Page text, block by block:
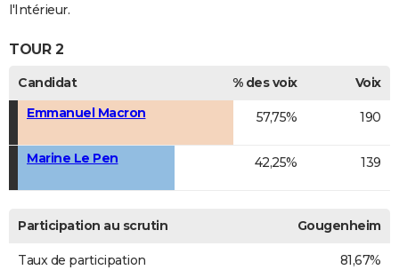
l'Intérieur.
TOUR 2
Candidat % des voix
Voix
Emmanuel Macron
57,75% 190
Marine Le Pen 42,25% 139
Participation au scrutin Gougenheim
Taux de participation 81,67%